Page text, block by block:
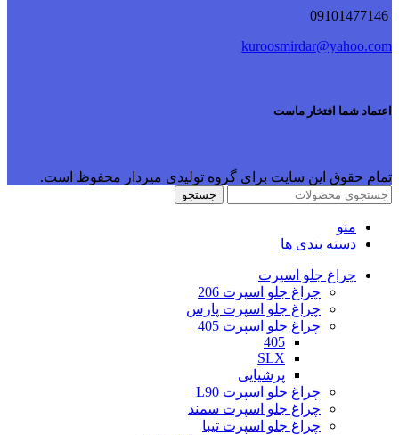
kuroosmirdar@yahoo.com
اعتماد شما افتخار ماست
تمام حقوق این سایت برای گروه تولیدی میردار محفوظ است.
جستجو
منو
دسته بندی ها
چراغ جلو اسپرت
چراغ جلو اسپرت 206
چراغ جلو اسپرت پارس
چراغ جلو اسپرت 405
405
SLX
پرشیایی
چراغ جلو اسپرت L90
چراغ جلو اسپرت سمند
چراغ جلو اسپرت تیبا